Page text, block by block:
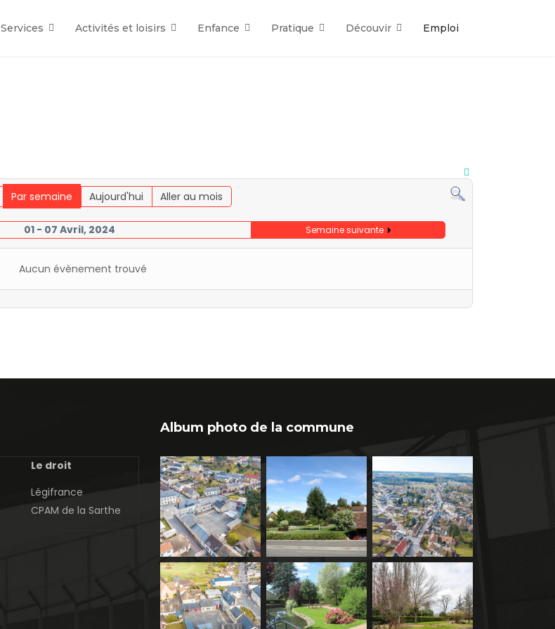
Services Activités et loisirs Enfance Pratique Découvir Emploi
Par semaine Aujourd'hui Aller au mois
01 - 07 Avril, 2024 Semaine suivante
Aucun évènement trouvé
Le droit
Légifrance
CPAM de la Sarthe
Album photo de la commune